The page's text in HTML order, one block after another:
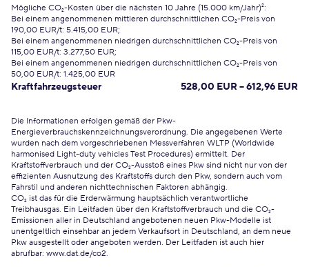
Mögliche CO₂-Kosten über die nächsten 10 Jahre (15.000 km/Jahr)²:
Bei einem angenommenen mittleren durchschnittlichen CO₂-Preis von
190,00 EUR/t: 5.415,00 EUR;
Bei einem angenommenen niedrigen durchschnittlichen CO₂-Preis von
115,00 EUR/t: 3.277,50 EUR;
Bei einem angenommenen niedrigen durchschnittlichen CO₂-Preis von
50,00 EUR/t: 1.425,00 EUR
Kraftfahrzeugsteuer 528,00 EUR – 612,96 EUR
Die Informationen erfolgen gemäß der Pkw-
Energieverbrauchskennzeichnungsverordnung. Die angegebenen Werte
wurden nach dem vorgeschriebenen Messverfahren WLTP (Worldwide
harmonised Light-duty vehicles Test Procedures) ermittelt. Der
Kraftstoffverbrauch und der CO₂-Ausstoß eines Pkw sind nicht nur von der
effizienten Ausnutzung des Kraftstoffs durch den Pkw, sondern auch vom
Fahrstil und anderen nichttechnischen Faktoren abhängig.
CO₂ ist das für die Erderwärmung hauptsächlich verantwortliche
Treibhausgas. Ein Leitfaden über den Kraftstoffverbrauch und die CO₂-
Emissionen aller in Deutschland angebotenen neuen Pkw-Modelle ist
unentgeltlich einsehbar an jedem Verkaufsort in Deutschland, an dem neue
Pkw ausgestellt oder angeboten werden. Der Leitfaden ist auch hier
abrufbar: www.dat.de/co2.